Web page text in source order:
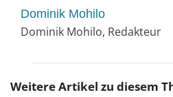
Dominik Mohilo
Dominik Mohilo, Redakteur
Weitere Artikel zu diesem